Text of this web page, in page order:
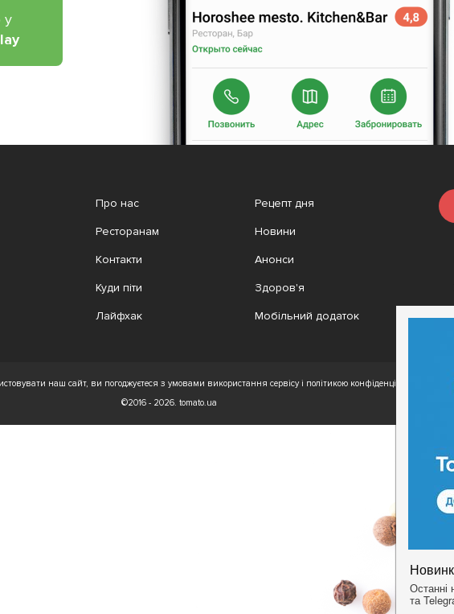
у
Про нас
Ресторанам
Контакти
Куди піти
Лайфхак
Рецепт дня
Новини
Анонси
Здоров'я
Мобільний додаток
наш сайт, ви погоджуєтеся з умовами використання сервісу і політикою конфіденційності.
©2016 - 2026. tomato.ua